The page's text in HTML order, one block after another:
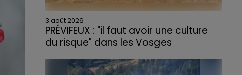
3 août 2026
PRÉVIFEUX : "il faut avoir une culture
du risque" dans les Vosges